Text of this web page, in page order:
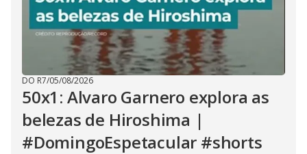
DO R7/05/08/2026
50x1: Alvaro Garnero explora as
belezas de Hiroshima |
#DomingoEspetacular #shorts